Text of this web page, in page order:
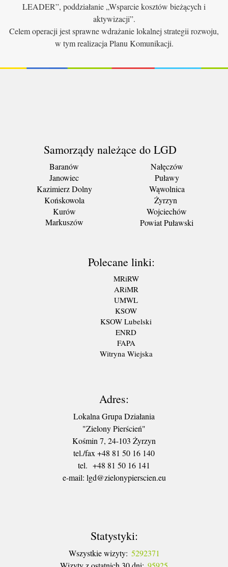
LEADER”, poddziałanie „Wsparcie kosztów bieżących i
aktywizacji”.
Celem operacji jest sprawne wdrażanie lokalnej strategii rozwoju,
w tym realizacja Planu Komunikacji.
Samorządy należące do LGD
Baranów
Janowiec
Kazimierz Dolny
Końskowola
Kurów
Markuszów
Nałęczów
Puławy
Wąwolnica
Żyrzyn
Wojciechów
Powiat Puławski
Polecane linki:
MRiRW
ARiMR
UMWL
KSOW
KSOW Lubelski
ENRD
FAPA
Witryna Wiejska
Adres:
Lokalna Grupa Działania
"Zielony Pierścień"
Kośmin 7, 24-103 Żyrzyn
tel./fax +48 81 50 16 140
tel. +48 81 50 16 141
​e-mail: lgd@zielonypierscien.eu
Statystyki:
Wszystkie wizyty: 5292371